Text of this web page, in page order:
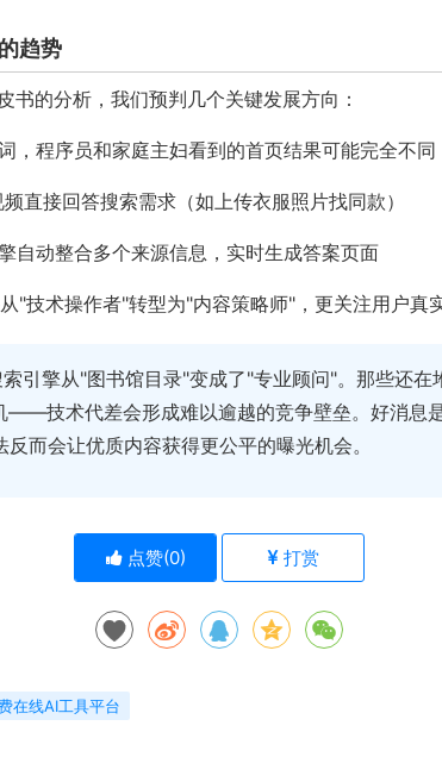
趋势
书的分析，我们预判几个关键发展方向：
，程序员和家庭主妇看到的首页结果可能完全不同
频直接回答搜索需求（如上传衣服照片找同款）
自动整合多个来源信息，实时生成答案页面
"技术操作者"转型为"内容策略师"，更关注用户真
引擎从"图书馆目录"变成了"专业顾问"。那些还在
——技术代差会形成难以逾越的竞争壁垒。好消息
而会让优质内容获得更公平的曝光机会。
点赞(0) 打赏
在线AI工具平台